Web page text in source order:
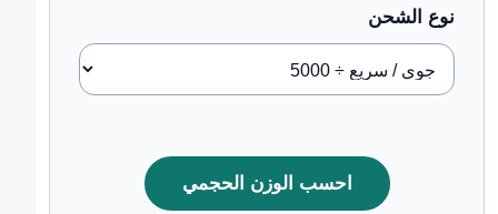
نوع الشحن
احسب الوزن الحجمي